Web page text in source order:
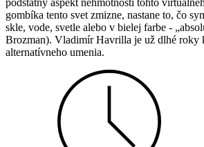
podstatný aspekt nehmotnosti tohto
gombíka tento svet zmizne, nastane to, čo
skle, vode, svetle alebo v bielej farbe -
Brozman). Vladimír Havrilla je už dlhé roky
alternatívneho umenia.